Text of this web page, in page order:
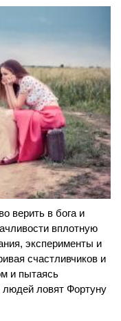
верить в бога и
вплотную
эксперименты и
счастливчиков и
и пытаясь
людей ловят Фортуну